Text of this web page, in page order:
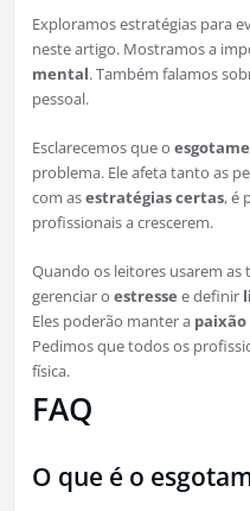
Exploramos estratégias para
neste artigo. Mostramos a
mental. Também falamos
pessoal.
Esclarecemos que o
problema. Ele afeta tanto as
com asestratégias certas, é
profissionais a crescerem.
Quando os leitores usarem
gerenciar o estresse e definir
Eles poderão manter a
Pedimos que todos os
física.
FAQ
O que é o